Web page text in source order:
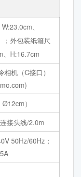
、
外包装纸箱尺
、H:16.7cm
机（C接口）
）
接头线/2.0m
50Hz/60Hz；